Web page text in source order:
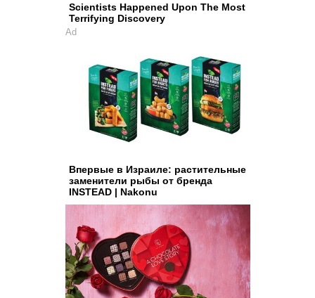
Scientists Happened Upon The Most
Terrifying Discovery
Ad
Впервые в Израиле: растительные
заменители рыбы от бренда
INSTEAD | Nakonu